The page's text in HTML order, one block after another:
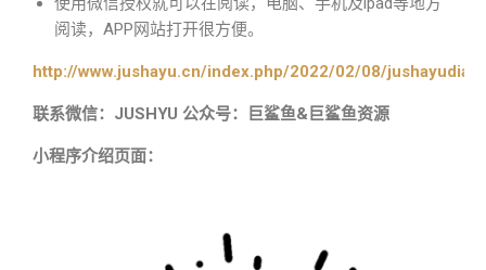
阅读，APP网站打开很方便。
http://www.jushayu.cn/index.php/2022/02/08/
联系微信：JUSHYU 公众号：巨鲨鱼&巨鲨鱼资源
小程序介绍页面：